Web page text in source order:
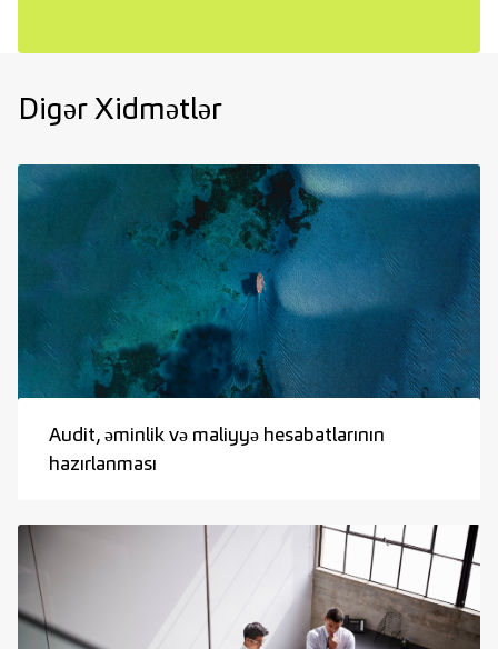
Digər Xidmətlər
Audit, əminlik və maliyyə hesabatlarının
hazırlanması